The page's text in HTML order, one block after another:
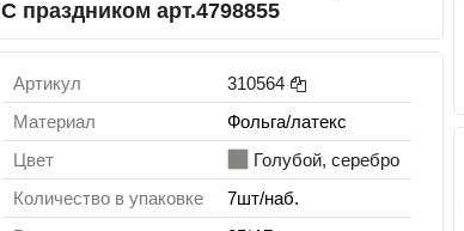
С праздником арт.4798855
Артикул
310564
Материал
Фольга/латекс
Цвет
Голубой, серебро
Количество в упаковке
7шт/наб.